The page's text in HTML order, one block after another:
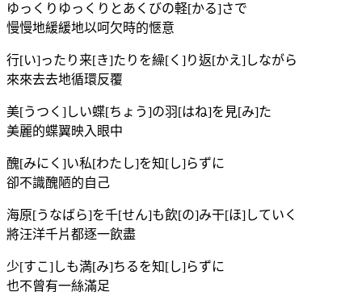
ゆっくりゆっくりとあくびの軽[かる]さで
慢慢地緩緩地以呵欠時的愜意
行[い]ったり来[き]たりを繰[く]り返[かえ]しながら
來來去去地循環反覆
美[うつく]しい蝶[ちょう]の羽[はね]を見[み]た
美麗的蝶翼映入眼中
醜[みにく]い私[わたし]を知[し]らずに
卻不識醜陋的自己
海原[うなばら]を千[せん]も飲[の]み干[ほ]していく
將汪洋千片都逐一飲盡
少[すこ]しも満[み]ちるを知[し]らずに
也不曾有一絲滿足